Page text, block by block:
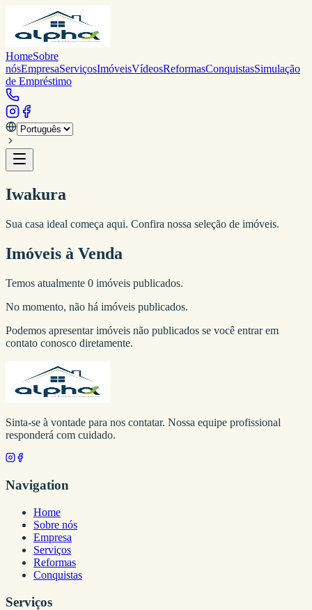
HomeSobre
nósEmpresaServiçosImóveisVídeosReformasConquistasSimulação
de Empréstimo
Iwakura
Sua casa ideal começa aqui. Confira nossa seleção de imóveis.
Imóveis à Venda
Temos atualmente 0 imóveis publicados.
No momento, não há imóveis publicados.
Podemos apresentar imóveis não publicados se você entrar em
contato conosco diretamente.
Sinta-se à vontade para nos contatar. Nossa equipe profissional
responderá com cuidado.
Navigation
Home
Sobre nós
Empresa
Serviços
Reformas
Conquistas
Serviços